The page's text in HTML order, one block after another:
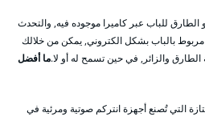
الطارق للباب عبر كاميرا موجوده فيه, والتحدث
بالباب بشكل الكتروني, يمكن من خلالك
والزائر, في حين تسمح له أو لا.ما أفضل
التي تُصنع أجهزة انتركم صوتية ومرئية في